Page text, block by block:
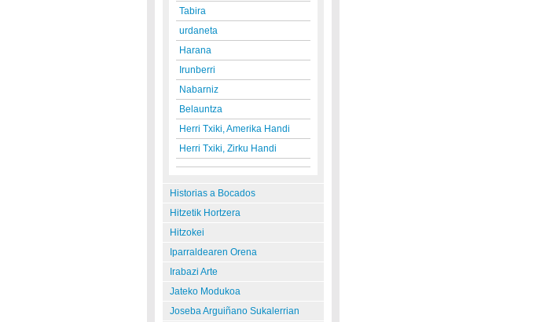
Tabira
urdaneta
Harana
Irunberri
Nabarniz
Belauntza
Herri Txiki, Amerika Handi
Herri Txiki, Zirku Handi
Historias a Bocados
Hitzetik Hortzera
Hitzokei
Iparraldearen Orena
Irabazi Arte
Jateko Modukoa
Joseba Arguiñano Sukalerrian